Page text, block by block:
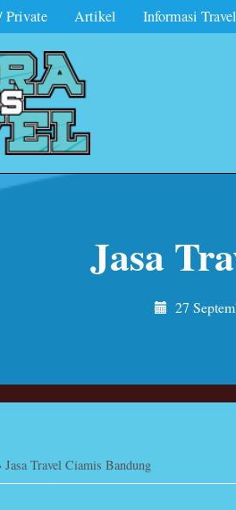
Private Artikel Informasi Travel
Jasa
27
Jasa Travel Ciamis Bandung